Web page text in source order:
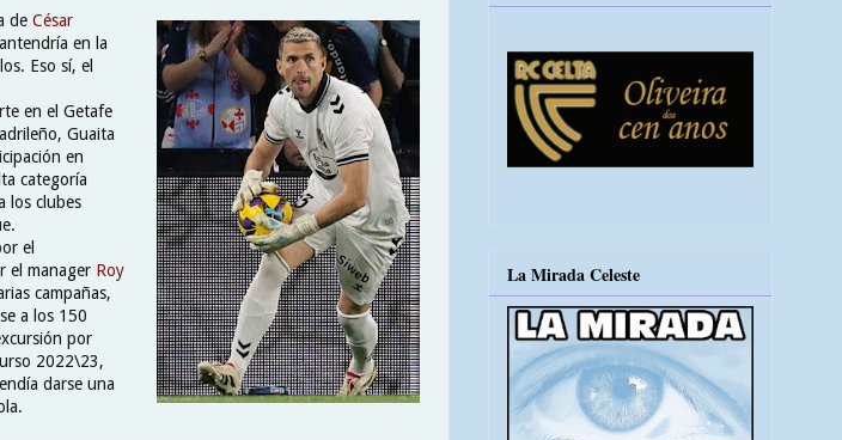
de César
en la
Eso sí, el
en el Getafe
Guaita
en
categoría
los clubes
el
el manager Roy
campañas,
a los 150
por
2022\23,
darse una
La Mirada Celeste